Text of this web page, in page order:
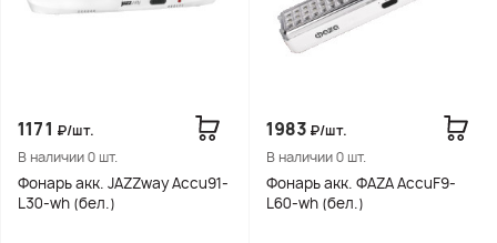
1171 ₽/шт.
В наличии 0 шт.
Фонарь акк. JAZZway Accu91-
L30-wh (бел.)
1983 ₽/шт.
В наличии 0 шт.
Фонарь акк. ФАZА AccuF9-
L60-wh (бел.)